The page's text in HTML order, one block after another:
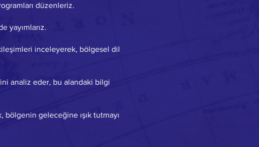
düzenleriz.
yayımlarız.
inceleyerek, bölgesel dil
analiz eder, bu alandaki bilgi
geleceğine ışık tutmayı